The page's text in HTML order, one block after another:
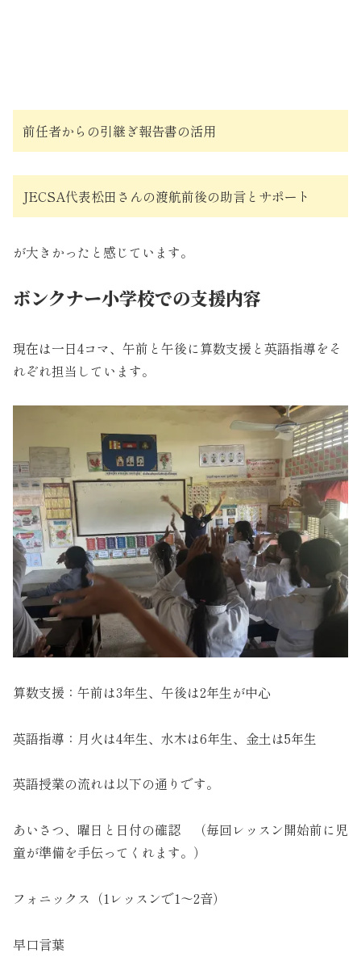
前任者からの引継ぎ報告書の活用
JECSA代表松田さんの渡航前後の助言とサポート
が大きかったと感じています。
ボンクナー小学校での支援内容
現在は一日4コマ、午前と午後に算数支援と英語指導をそ
れぞれ担当しています。
算数支援：午前は3年生、午後は2年生が中心
英語指導：月火は4年生、水木は6年生、金土は5年生
英語授業の流れは以下の通りです。
あいさつ、曜日と日付の確認 （毎回レッスン開始前に児
童が準備を手伝ってくれます。）
フォニックス（1レッスンで1～2音）
早口言葉